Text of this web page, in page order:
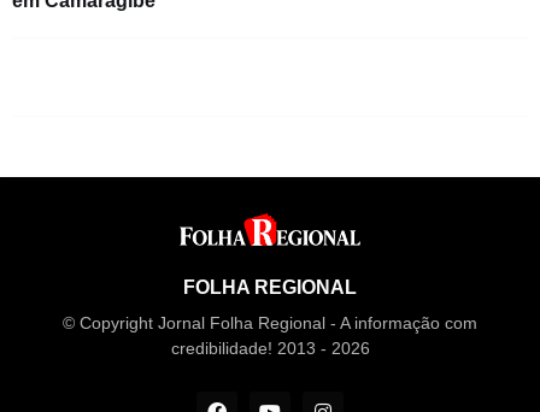
FOLHA REGIONAL
© Copyright Jornal Folha Regional - A informação com
credibilidade! 2013 - 2026